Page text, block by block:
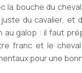
la bouche du
du cavalier, et
au galop : il faut
franc et le
pour une